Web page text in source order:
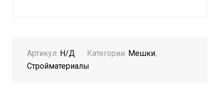
Артикул: Н/Д Категории: Мешки,
Стройматериалы